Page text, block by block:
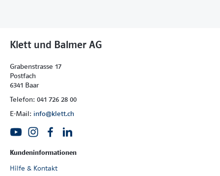
Klett und Balmer AG
Grabenstrasse 17
Postfach
6341 Baar
Telefon: 041 726 28 00
E-Mail: info@klett.ch
Kundeninformationen
Hilfe & Kontakt